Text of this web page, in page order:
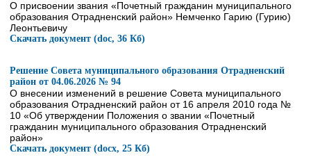
О присвоении звания «Почетный гражданин муниципального
образования Отрадненский район» Немченко Гарию (Гурию)
Леонтьевичу
Скачать документ (doc, 36 Кб)
Решение Совета муниципального образования Отрадненский
район от 04.06.2026 № 94
О внесении изменений в решение Совета муниципального
образования Отрадненский район от 16 апреля 2010 года №
10 «Об утверждении Положения о звании «Почетный
гражданин муниципального образования Отрадненский
район»
Скачать документ (docx, 25 Кб)